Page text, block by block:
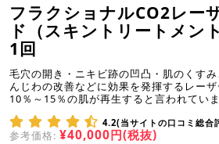
フラクショナルCO2レー
ド（スキントリートメン
1回
毛穴の開き・ニキビ跡の凹凸・肌のくす
んじわの改善などに効果を発揮するレー
10％～15％の肌が再生すると言われていま
4.2(当サイトの口コミ総合
参考価格: ¥40,000円(税抜)